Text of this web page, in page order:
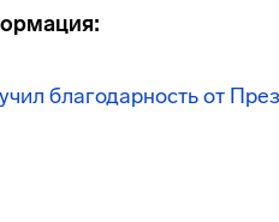
благодарность от